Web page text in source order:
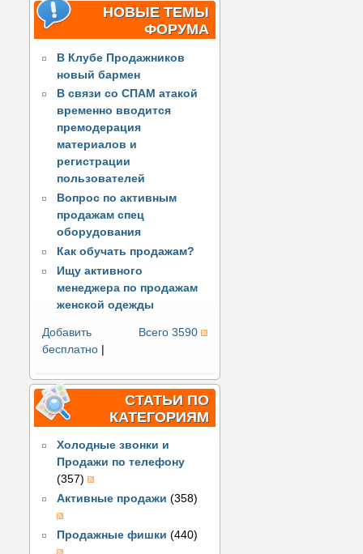
НОВЫЕ ТЕМЫ
ФОРУМА
В Клубе Продажников
новый бармен
В связи со СПАМ атакой
временно вводится
премодерация
материалов и
регистрации
пользователей
Вопрос по активным
продажам спец
оборудования
Как обучать продажам?
Ищу активного
менеджера по продажам
женской одежды
Всего 3590
Добавить
бесплатно |
СТАТЬИ ПО
КАТЕГОРИЯМ
Холодные звонки и
Продажи по телефону
(357)
Активные продажи (358)
Продажные фишки (440)